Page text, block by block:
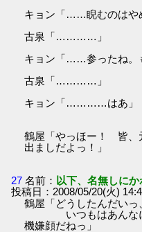
キョン「……睨むのはや
古泉「…………」
キョン「……参ったね。
古泉「…………」
キョン「…………はあ」
鶴屋「やっほー！ 皆、
出ましだよっ！」
27 名前： 以下、名無しに
投稿日：2008/05/20(火)
鶴屋「どうしたんだいっ
いつもはあんなに
機嫌顔だねっ」